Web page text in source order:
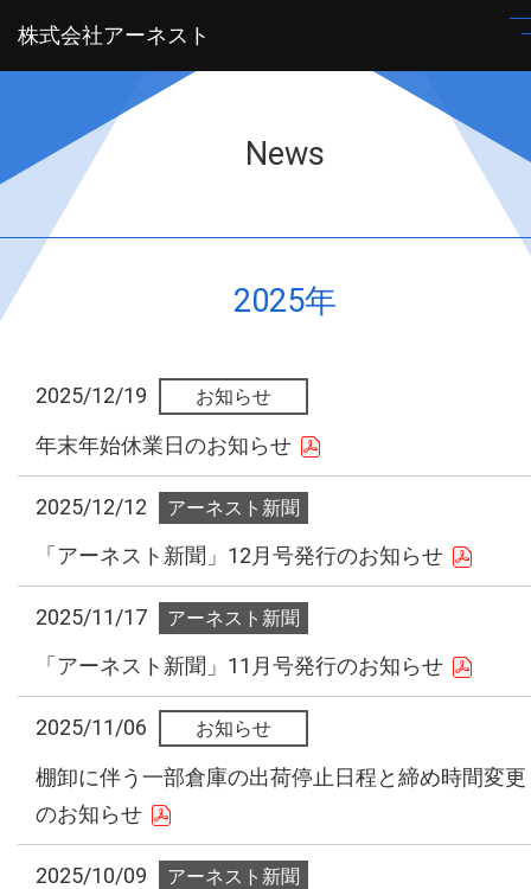
株式会社アーネスト
News
2025年
2025/12/19
年末年始休業日のお知らせ
2025/12/12
「アーネスト新聞」12月号発行のお知らせ
2025/11/17
「アーネスト新聞」11月号発行のお知らせ
2025/11/06
棚卸に伴う一部倉庫の出荷停止日程と締め時間変更
のお知らせ
2025/10/09